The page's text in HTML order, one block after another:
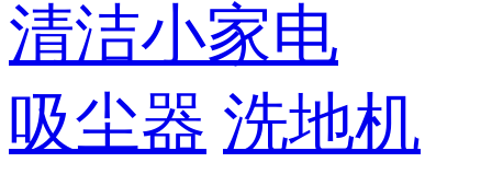
清洁小家电
吸尘器 洗地机